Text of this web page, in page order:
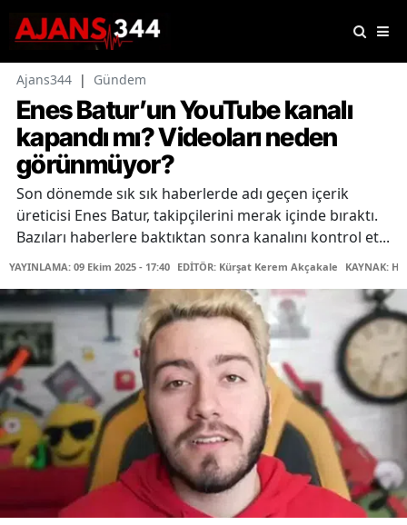
Ajans344 | Gündem
Enes Batur’un YouTube kanalı
kapandı mı? Videoları neden
görünmüyor?
Son dönemde sık sık haberlerde adı geçen içerik
üreticisi Enes Batur, takipçilerini merak içinde bıraktı.
Bazıları haberlere baktıktan sonra kanalını kontrol et...
YAYINLAMA: 09 Ekim 2025 - 17:40 EDİTÖR: Kürşat Kerem Akçakale KAYNAK: